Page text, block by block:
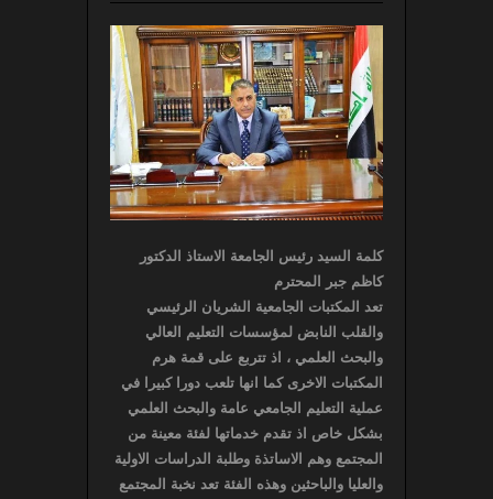
كلمة السيد رئيس الجامعة الاستاذ الدكتور
كاظم جبر المحترم
تعد المكتبات الجامعية الشريان الرئيسي
والقلب النابض لمؤسسات التعليم العالي
والبحث العلمي ، اذ تتربع على قمة هرم
المكتبات الاخرى كما انها تلعب دورا كبيرا في
عملية التعليم الجامعي عامة والبحث العلمي
بشكل خاص اذ تقدم خدماتها لفئة معينة من
المجتمع وهم الاساتذة وطلبة الدراسات الاولية
والعليا والباحثين وهذه الفئة تعد نخبة المجتمع